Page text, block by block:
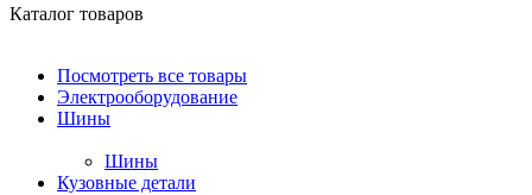
Каталог товаров
Посмотреть все товары
Электрооборудование
Шины
Шины
Кузовные детали